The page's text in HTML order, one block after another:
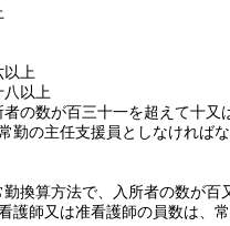
上
以上
の数が百三十一を超えて十又
勤の主任支援員としなければな
換算方法で、入所者の数が百
師又は准看護師の員数は、常